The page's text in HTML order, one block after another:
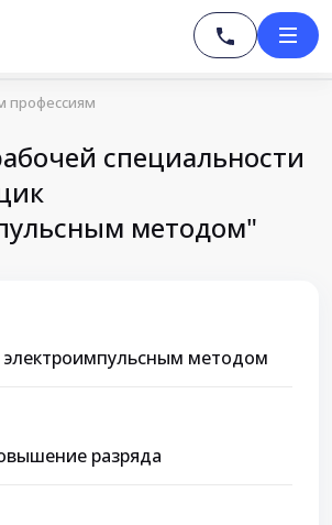
профессиям
специальности
методом"
методом
разряда